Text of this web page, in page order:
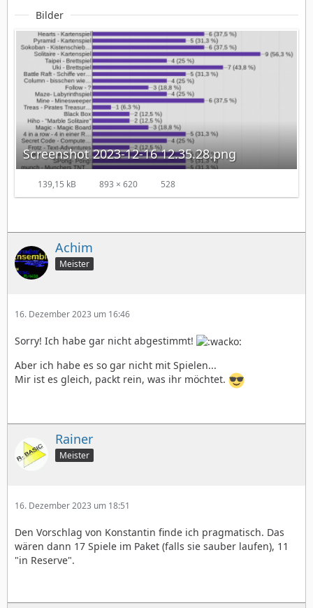
Bilder
Screenshot 2023-12-16 12.35.28.png
139,15 kB 893 × 620 528
Achim
Meister
16. Dezember 2023 um 16:46
Sorry! Ich habe gar nicht abgestimmt!
Aber ich habe es so gar nicht mit Spielen...
Mir ist es gleich, packt rein, was ihr möchtet.
Rainer
Meister
16. Dezember 2023 um 18:51
Den Vorschlag von Konstantin finde ich pragmatisch. Das
wären dann 17 Spiele im Paket (falls sie sauber laufen), 11
"in Reserve".